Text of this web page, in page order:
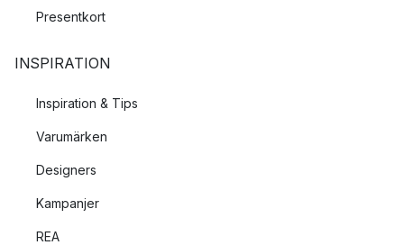
Presentkort
INSPIRATION
Inspiration & Tips
Varumärken
Designers
Kampanjer
REA